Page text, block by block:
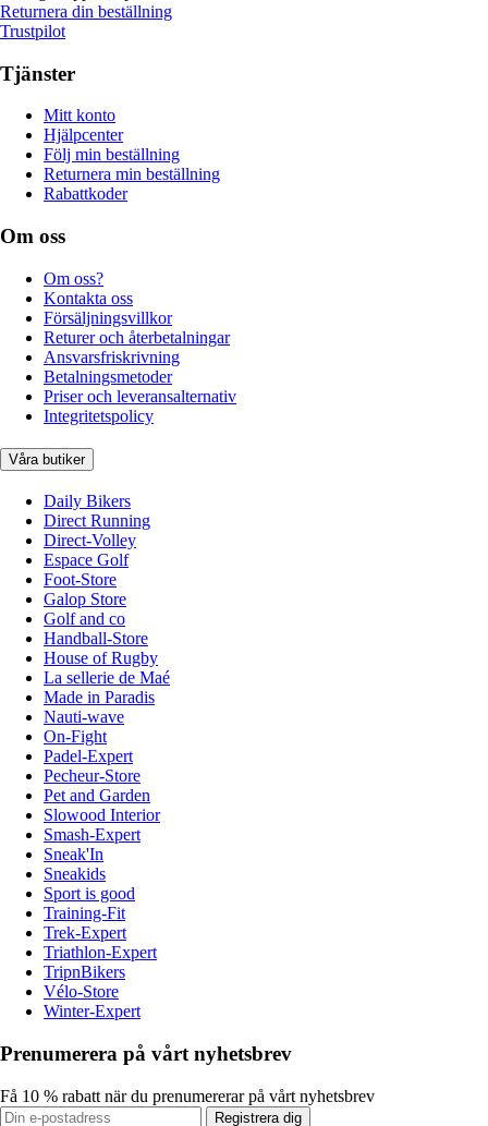
Returnera din beställning
Trustpilot
Tjänster
Mitt konto
Hjälpcenter
Följ min beställning
Returnera min beställning
Rabattkoder
Om oss
Om oss?
Kontakta oss
Försäljningsvillkor
Returer och återbetalningar
Ansvarsfriskrivning
Betalningsmetoder
Priser och leveransalternativ
Integritetspolicy
Våra butiker
Daily Bikers
Direct Running
Direct-Volley
Espace Golf
Foot-Store
Galop Store
Golf and co
Handball-Store
House of Rugby
La sellerie de Maé
Made in Paradis
Nauti-wave
On-Fight
Padel-Expert
Pecheur-Store
Pet and Garden
Slowood Interior
Smash-Expert
Sneak'In
Sneakids
Sport is good
Training-Fit
Trek-Expert
Triathlon-Expert
TripnBikers
Vélo-Store
Winter-Expert
Prenumerera på vårt nyhetsbrev
Få 10 % rabatt när du prenumererar på vårt nyhetsbrev
Registrera dig